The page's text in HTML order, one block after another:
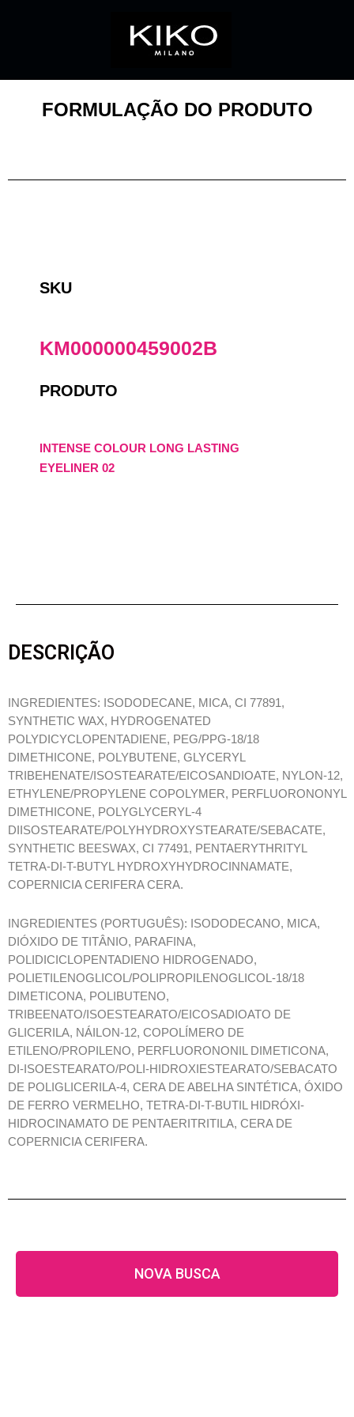
FORMULAÇÃO DO PRODUTO
SKU
KM000000459002B
PRODUTO
INTENSE COLOUR LONG LASTING
EYELINER 02
DESCRIÇÃO
INGREDIENTES: ISODODECANE, MICA, CI 77891,
SYNTHETIC WAX, HYDROGENATED
POLYDICYCLOPENTADIENE, PEG/PPG-18/18
DIMETHICONE, POLYBUTENE, GLYCERYL
TRIBEHENATE/ISOSTEARATE/EICOSANDIOATE, NYLON-12,
ETHYLENE/PROPYLENE COPOLYMER, PERFLUORONONYL
DIMETHICONE, POLYGLYCERYL-4
DIISOSTEARATE/POLYHYDROXYSTEARATE/SEBACATE,
SYNTHETIC BEESWAX, CI 77491, PENTAERYTHRITYL
TETRA-DI-T-BUTYL HYDROXYHYDROCINNAMATE,
COPERNICIA CERIFERA CERA.
INGREDIENTES (PORTUGUÊS): ISODODECANO, MICA,
DIÓXIDO DE TITÂNIO, PARAFINA,
POLIDICICLOPENTADIENO HIDROGENADO,
POLIETILENOGLICOL/POLIPROPILENOGLICOL-18/18
DIMETICONA, POLIBUTENO,
TRIBEENATO/ISOESTEARATO/EICOSADIOATO DE
GLICERILA, NÁILON-12, COPOLÍMERO DE
ETILENO/PROPILENO, PERFLUORONONIL DIMETICONA,
DI-ISOESTEARATO/POLI-HIDROXIESTEARATO/SEBACATO
DE POLIGLICERILA-4, CERA DE ABELHA SINTÉTICA, ÓXIDO
DE FERRO VERMELHO, TETRA-DI-T-BUTIL HIDRÓXI-
HIDROCINAMATO DE PENTAERITRITILA, CERA DE
COPERNICIA CERIFERA.
NOVA BUSCA